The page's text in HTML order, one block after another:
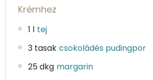
Krémhez
1 l tej
3 tasak csokoládés pudingpor
25 dkg margarin